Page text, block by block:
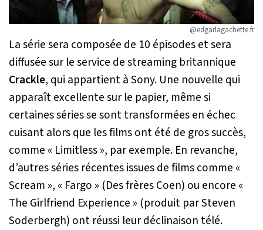
@edgarlagachette.fr
La série sera composée de 10 épisodes et sera
diffusée sur le service de streaming britannique
Crackle, qui appartient à Sony. Une nouvelle qui
apparaît excellente sur le papier, même si
certaines séries se sont transformées en échec
cuisant alors que les films ont été de gros succès,
comme « Limitless », par exemple. En revanche,
d’autres séries récentes issues de films comme «
Scream », « Fargo » (Des frères Coen) ou encore «
The Girlfriend Experience » (produit par Steven
Soderbergh) ont réussi leur déclinaison télé.